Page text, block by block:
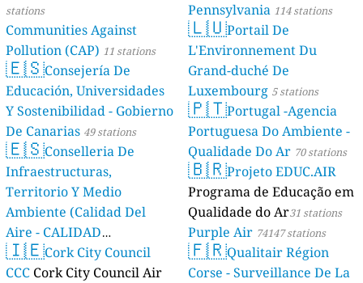
stations
Communities Against
Pollution (CAP) 11 stations
🇪🇸Consejería De
Educación, Universidades
Y Sostenibilidad - Gobierno
De Canarias 49 stations
🇪🇸Conselleria De
Infraestructuras,
Territorio Y Medio
Ambiente (Calidad Del
Aire - CALIDAD
AMBIENTAL) 23 stations
🇮🇪Cork City Council
CCC Cork City Council Air
Pennsylvania 114 stations
🇱🇺Portail De
L'Environnement Du
Grand-duché De
Luxembourg 5 stations
🇵🇹Portugal -Agencia
Portuguesa Do Ambiente -
Qualidade Do Ar 70 stations
🇧🇷Projeto EDUC.AIR
Programa de Educação em
Qualidade do Ar31 stations
Purple Air 74147 stations
🇫🇷Qualitair Région
Corse - Surveillance De La